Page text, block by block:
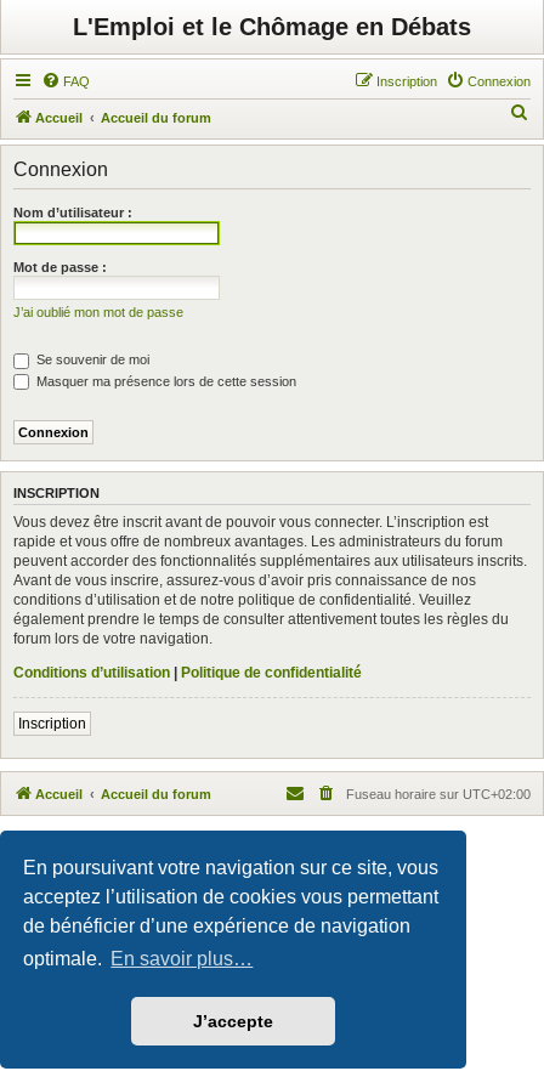
En poursuivant votre navigation sur ce site, vous
acceptez l’utilisation de cookies vous permettant
de bénéficier d’une expérience de navigation
optimale. En savoir plus…
J’accepte
L'Emploi et le Chômage en Débats
FAQ Connexion
Inscription
Accueil Accueil du forum
e
Connexion
Nom d’utilisateur :
Mot de passe :
J’ai oublié mon mot de passe
Se souvenir de moi
Masquer ma présence lors de cette session
INSCRIPTION
Vous devez être inscrit avant de pouvoir vous connecter. L’inscription est
rapide et vous offre de nombreux avantages. Les administrateurs du forum
peuvent accorder des fonctionnalités supplémentaires aux utilisateurs inscrits.
Avant de vous inscrire, assurez-vous d’avoir pris connaissance de nos
conditions d’utilisation et de notre politique de confidentialité. Veuillez
également prendre le temps de consulter attentivement toutes les règles du
forum lors de votre navigation.
Conditions d’utilisation | Politique de confidentialité
Inscription
Accueil Accueil du forum Fuseau horaire sur UTC+02:00
Développé par
® Forum Software © phpBB Limited
Traduction française officielle
Confidentialité|Conditions